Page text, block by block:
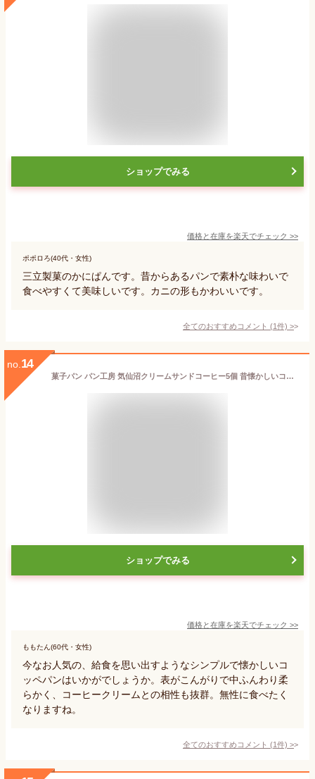
ショップでみる
価格と在庫を楽天でチェック >>
ポポロろ(40代・女性)
三立製菓のかにぱんです。昔からあるパンで素朴な味わいで
食べやすくて美味しいです。カニの形もかわいいです。
全てのおすすめコメント (1件) >
no. 14
菓子パン パン工房 気仙沼クリームサンドコーヒー5個 昔懐かしいコッペパン 柔らかくて美味しい地元で人気のパン【人気の菓子パン】クリームサンド【冷蔵】
ショップでみる
価格と在庫を楽天でチェック >>
ももたん(60代・女性)
今なお人気の、給食を思い出すようなシンプルで懐かしいコ
ッペパンはいかがでしょうか。表がこんがりで中ふんわり柔
らかく、コーヒークリームとの相性も抜群。無性に食べたく
なりますね。
全てのおすすめコメント (1件) >